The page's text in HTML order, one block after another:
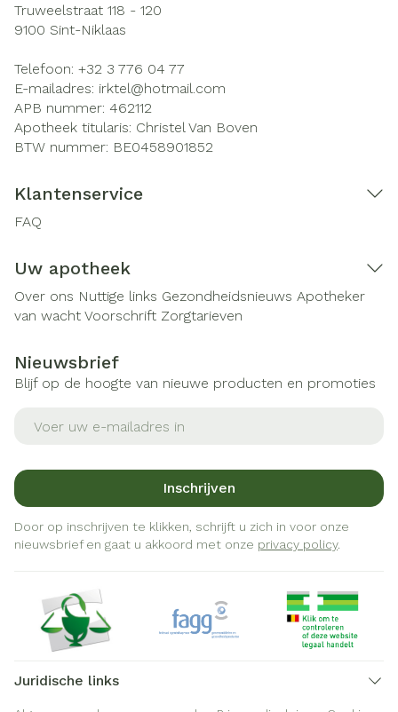
Truweelstraat 118 - 120
9100 Sint-Niklaas
Telefoon: +32 3 776 04 77
E-mailadres: irktel@hotmail.com
APB nummer: 462112
Apotheek titularis: Christel Van Boven
BTW nummer: BE0458901852
Klantenservice
FAQ
Uw apotheek
Over ons Nuttige links Gezondheidsnieuws Apotheker
van wacht Voorschrift Zorgtarieven
Nieuwsbrief
Blijf op de hoogte van nieuwe producten en promoties
Inschrijven
Door op inschrijven te klikken, schrijft u zich in voor onze
nieuwsbrief en gaat u akkoord met onze privacy policy.
Juridische links